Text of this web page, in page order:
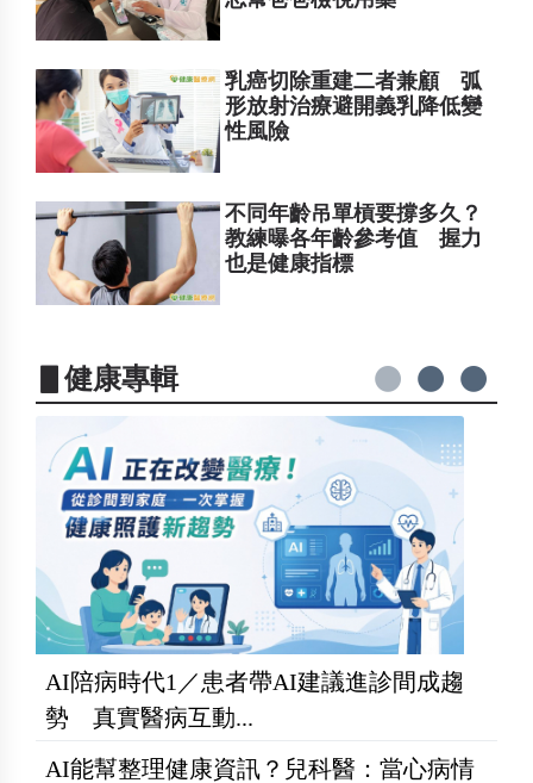
乳癌切除重建二者兼顧 弧
形放射治療避開義乳降低變
性風險
不同年齡吊單槓要撐多久？
教練曝各年齡參考值 握力
也是健康指標
▋健康專輯
AI陪病時代1／患者帶AI建議進診間成趨
勢 真實醫病互動...
AI能幫整理健康資訊？兒科醫：當心病情